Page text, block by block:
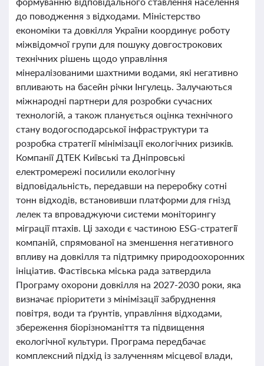
до поводження з відходами. Міністерство
економіки та довкілля України координує роботу
міжвідомчої групи для пошуку довгострокових
технічних рішень щодо управління
мінералізованими шахтними водами, які негативно
впливають на басейн річки Інгулець. Залучаються
міжнародні партнери для розробки сучасних
технологій, а також планується оцінка технічного
стану водогосподарської інфраструктури та
розробка стратегії мінімізації екологічних ризиків.
Компанії ДТЕК Київські та Дніпровські
електромережі посилили екологічну
відповідальність, передавши на переробку сотні
тонн відходів, встановивши платформи для гнізд
лелек та впроваджуючи системи моніторингу
міграції птахів. Ці заходи є частиною ESG-стратегії
компаній, спрямованої на зменшення негативного
впливу на довкілля та підтримку природоохоронних
ініціатив. Фастівська міська рада затвердила
Програму охорони довкілля на 2027-2030 роки, яка
визначає пріоритети з мінімізації забруднення
повітря, води та ґрунтів, управління відходами,
збереження біорізноманіття та підвищення
екологічної культури. Програма передбачає
комплексний підхід із залученням місцевої влади,